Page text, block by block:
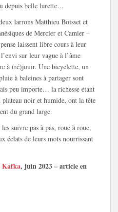
depuis belle lurette…
larrons Matthieu Boisset et
de Mercier et Camier –
laissent libre cours à leur
sur leur vague à l’âme
à (ré)jouir. Une bicyclette, un
à baleines à partager sont
peu importe… la richesse étant
noir et humide, ont la tête
du grand large.
suivre pas à pas, roue à roue,
éclats de leurs mots nourrissant
Kafka, juin 2023 – article en